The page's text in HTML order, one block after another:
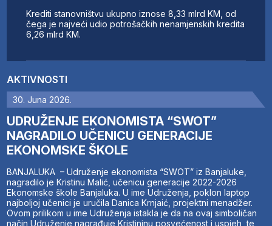
AKTIVNOSTI
30. Juna 2026.
UDRUŽENJE EKONOMISTA “SWOT”
NAGRADILO UČENICU GENERACIJE
EKONOMSKE ŠKOLE
BANJALUKA – Udruženje ekonomista “SWOT” iz Banjaluke,
nagradilo je Kristinu Malić, učenicu generacije 2022-2026
Ekonomske škole Banjaluka. U ime Udruženja, poklon laptop
najboljoj učenici je uručila Danica Krnjaić, projektni menadžer.
Ovom prilikom u ime Udruženja istakla je da na ovaj simboličan
način Udruženje nagrađuje Kristininu posvećenost i uspjeh, te
Krediti stanovništvu ukupno iznose 8,33 mlrd KM, od
čega je najveći udio potrošačkih nenamjenskih kredita
6,26 mlrd KM.